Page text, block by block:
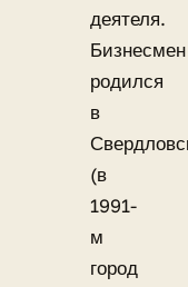
деятеля.
Бизнесмен
родился
в
(в
1991-
м
город